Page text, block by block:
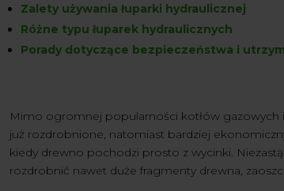
Zalety używania łuparki hydraulicznej
Różne typu łuparek hydraulicznych
Porady dotyczące bezpieczeństwa i
Mimo ogromnej popularności kotłów gazowych
już rozdrobnione, natomiast bardziej
kiedy drewno pochodzi prosto z wycinki.
rozdrobnić nawet duże fragmenty drewna,